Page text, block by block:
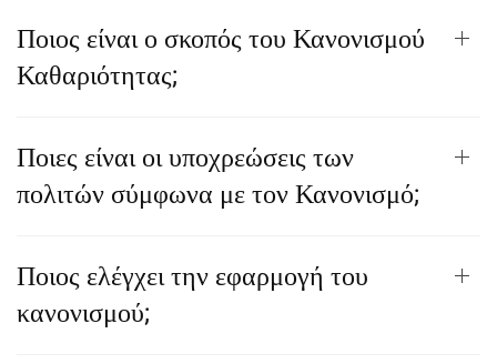
Ποιος είναι ο σκοπός του Κανονισμού
Καθαριότητας;
Ποιες είναι οι υποχρεώσεις των
πολιτών σύμφωνα με τον Κανονισμό;
Ποιος ελέγχει την εφαρμογή του
κανονισμού;